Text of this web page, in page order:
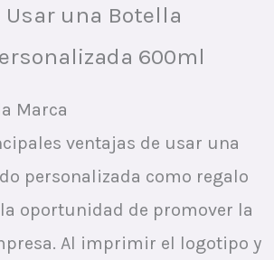
una Botella
600ml
Marca
ventajas de usar una
personalizada como regalo
oportunidad de promover la
Al imprimir el logotipo y